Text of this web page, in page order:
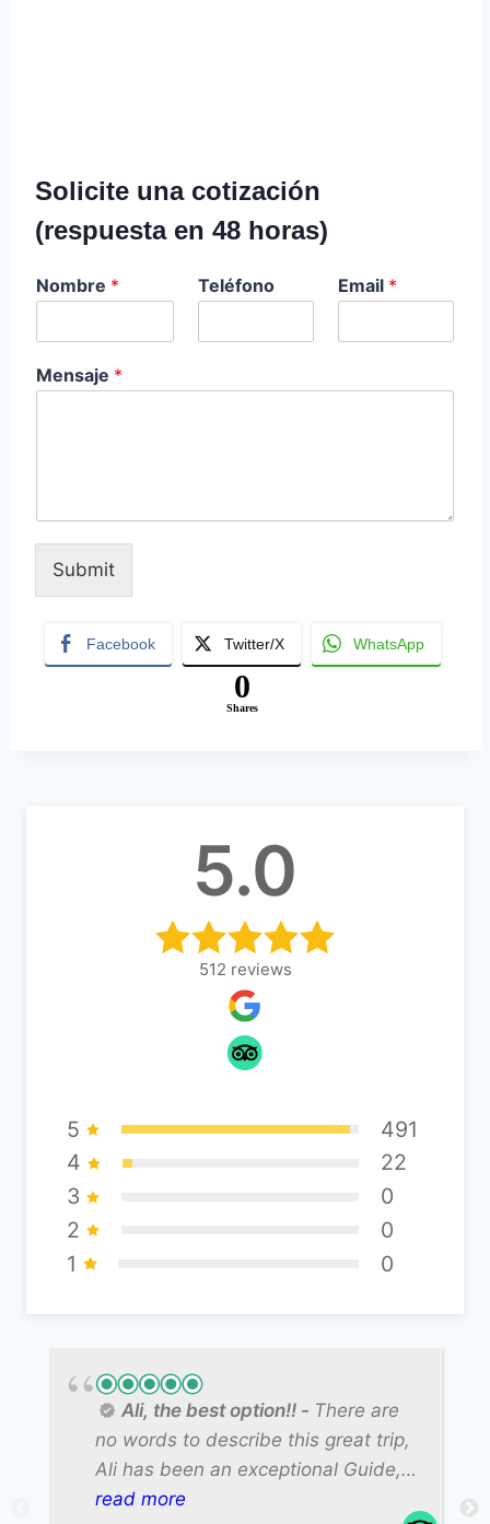
Solicite una cotización
(respuesta en 48 horas)
Nombre * Teléfono Email *
Mensaje *
Submit
e
Facebook Twitter/X WhatsApp
0
Shares
5.0
512 reviews
5
491
4
22
3
0
2
0
1
0
Ali, the best option!!
There are
no words to describe this great trip,
Ali has been an exceptional Guide,
always watching us, attentive,
read more